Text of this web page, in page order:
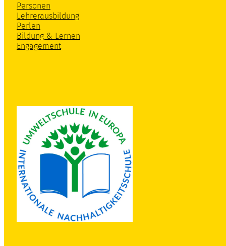
Personen
Lehrerausbildung
Perlen
Bildung & Lernen
Engagement